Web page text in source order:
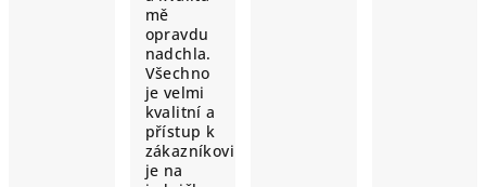
mě
opravdu
nadchla.
Všechno
je velmi
kvalitní a
přístup k
zákazníkovi
je na